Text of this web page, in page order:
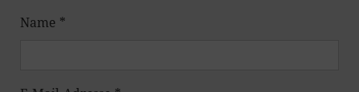
Name *